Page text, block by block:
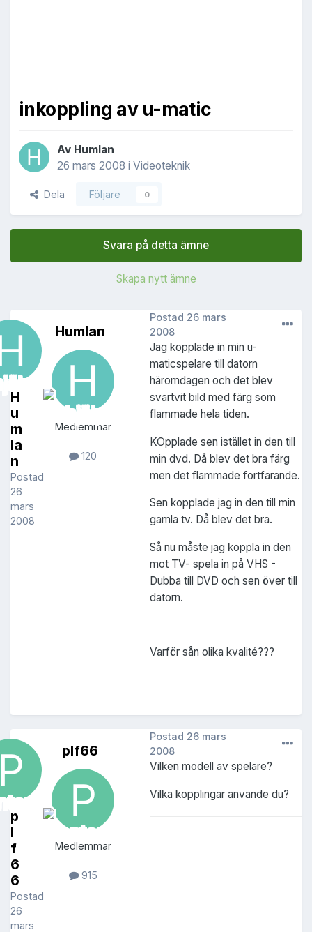
inkoppling av u-matic
Av Humlan
26 mars 2008 i Videoteknik
Dela Följare 0
Svara på detta ämne
Skapa nytt ämne
H
u
m
la
n
Postad
26
mars
2008
Humlan
Medlemmar
120
Postad 26 mars
2008
Jag kopplade in min u-
maticspelare till datorn
häromdagen och det blev
svartvit bild med färg som
flammade hela tiden.
KOpplade sen istället in den till
min dvd. Då blev det bra färg
men det flammade fortfarande.
Sen kopplade jag in den till min
gamla tv. Då blev det bra.
Så nu måste jag koppla in den
mot TV- spela in på VHS -
Dubba till DVD och sen över till
datorn.
Varför sån olika kvalité???
p
l
f
6
6
Postad
26
mars
plf66
Medlemmar
915
Postad 26 mars
2008
Vilken modell av spelare?
Vilka kopplingar använde du?